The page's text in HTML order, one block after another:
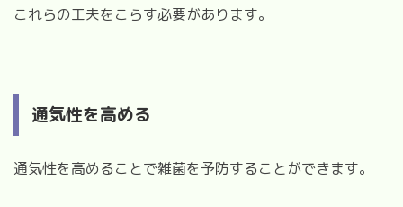
これらの工夫をこらす必要があります。
通気性を高める
通気性を高めることで雑菌を予防することができます。